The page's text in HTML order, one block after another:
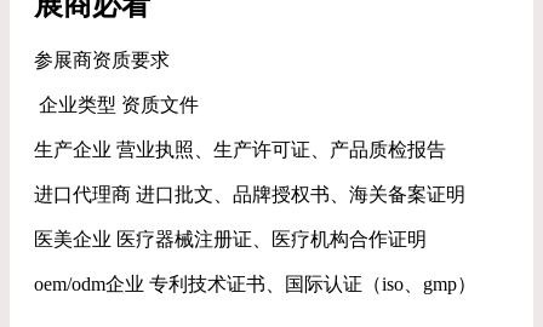
参展商资质要求
企业类型 资质文件
生产企业 营业执照、生产许可证、产品质检报告
进口代理商 进口批文、品牌授权书、海关备案证明
医美企业 医疗器械注册证、医疗机构合作证明
oem/odm企业 专利技术证书、国际认证（iso、gmp）